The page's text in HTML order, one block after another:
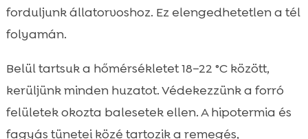
forduljunk állatorvoshoz. Ez elengedhetetlen a tél
folyamán.
Belül tartsuk a hőmérsékletet 18–22 °C között,
kerüljünk minden huzatot. Védekezzünk a forró
felületek okozta balesetek ellen. A hipotermia és
fagyás tünetei közé tartozik a remegés,